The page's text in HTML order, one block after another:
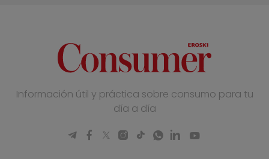
Información útil y práctica sobre consumo para tu
día a día